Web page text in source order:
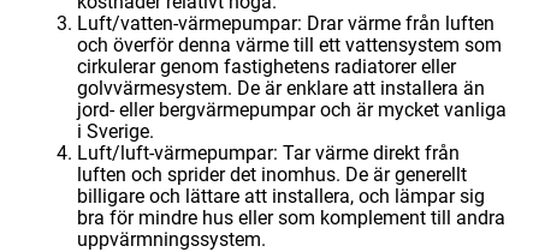
Luft/vatten-värmepumpar: Drar värme från luften
och överför denna värme till ett vattensystem som
cirkulerar genom fastighetens radiatorer eller
golvvärmesystem. De är enklare att installera än
jord- eller bergvärmepumpar och är mycket vanliga
i Sverige.
Luft/luft-värmepumpar: Tar värme direkt från
luften och sprider det inomhus. De är generellt
billigare och lättare att installera, och lämpar sig
bra för mindre hus eller som komplement till andra
uppvärmningssystem.